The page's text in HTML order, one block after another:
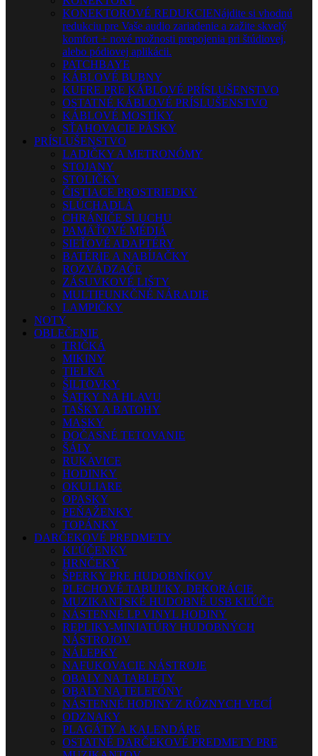
KONEKTOROVÉ REDUKCIENájdite si vhodnú
redukciu pre Vaše audio zariadenie a zažite skvelý
komfort + nové možnosti prepojenia pri štúdiovej,
alebo pódiovej aplikácii.
PATCHBAYE
KÁBLOVÉ BUBNY
KUFRE PRE KÁBLOVÉ PRÍSLUŠENSTVO
OSTATNÉ KÁBLOVÉ PRÍSLUŠENSTVO
KÁBLOVÉ MOSTÍKY
SŤAHOVACIE PÁSKY
PRÍSLUŠENSTVO
LADIČKY A METRONÓMY
STOJANY
STOLIČKY
ČISTIACE PROSTRIEDKY
SLÚCHADLÁ
CHRÁNIČE SLUCHU
PAMÄŤOVÉ MÉDIÁ
SIEŤOVÉ ADAPTÉRY
BATÉRIE A NABÍJAČKY
ROZVÁDZAČE
ZÁSUVKOVÉ LIŠTY
MULTIFUNKČNÉ NÁRADIE
LAMPIČKY
NOTY
OBLEČENIE
TRIČKÁ
MIKINY
TIELKA
ŠILTOVKY
ŠATKY NA HLAVU
TAŠKY A BATOHY
MASKY
DOČASNÉ TETOVANIE
ŠÁLY
RUKAVICE
HODINKY
OKULIARE
OPASKY
PEŇAŽENKY
TOPÁNKY
DARČEKOVÉ PREDMETY
KĽÚČENKY
HRNČEKY
ŠPERKY PRE HUDOBNÍKOV
PLECHOVÉ TABUĽKY, DEKORÁCIE
MUZIKANTSKÉ HUDOBNÉ USB KĽÚČE
NÁSTENNÉ LP VINYL HODINY
REPLIKY-MINIATÚRY HUDOBNÝCH
NÁSTROJOV
NÁLEPKY
NAFUKOVACIE NÁSTROJE
OBALY NA TABLETY
OBALY NA TELEFÓNY
NÁSTENNÉ HODINY Z RÔZNYCH VECÍ
ODZNAKY
PLAGÁTY A KALENDÁRE
OSTATNÉ DARČEKOVÉ PREDMETY PRE